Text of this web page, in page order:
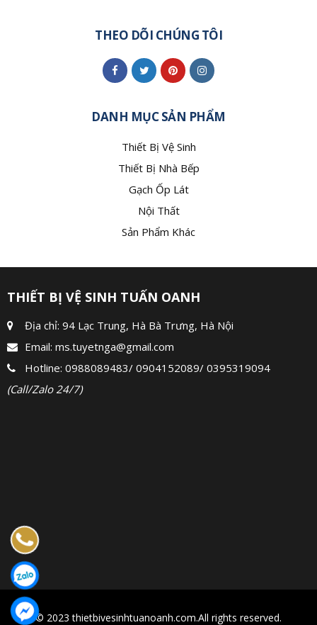
THEO DÕI CHÚNG TÔI
DANH MỤC SẢN PHẨM
Thiết Bị Vệ Sinh
Thiết Bị Nhà Bếp
Gạch Ốp Lát
Nội Thất
Sản Phẩm Khác
THIẾT BỊ VỆ SINH TUẤN OANH
Địa chỉ: 94 Lạc Trung, Hà Bà Trưng, Hà Nội
Email: ms.tuyetnga@gmail.com
Hotline: 0988089483/ 0904152089/ 0395319094
(Call/Zalo 24/7)
© 2023 thietbivesinhtuanoanh.com.All rights reserved.